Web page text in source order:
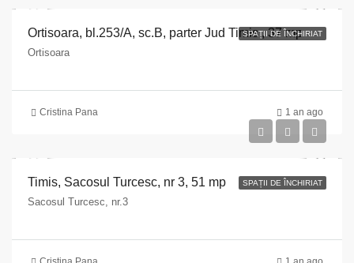
SPAȚII DE ÎNCHIRIAT
Ortisoara, bl.253/A, sc.B, parter Jud Timis , 37 mp
Ortisoara
Cristina Pana 1 an ago
SPAȚII DE ÎNCHIRIAT
Timis, Sacosul Turcesc, nr 3, 51 mp
Sacosul Turcesc, nr.3